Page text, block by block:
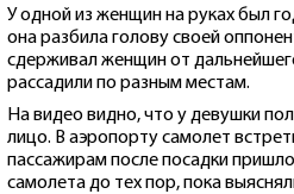
У одной из женщин на руках был
она разбила голову своей
сдерживал женщин от
рассадили по разным местам.
На видео видно, что у девушки
лицо. В аэропорту самолет
пассажирам после посадки
самолета до тех пор, пока